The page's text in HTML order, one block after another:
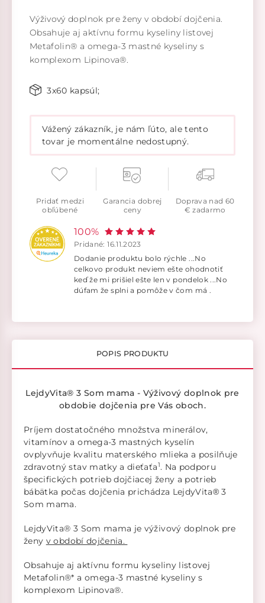
Výživový doplnok pre ženy v období dojčenia.
Obsahuje aj aktívnu formu kyseliny listovej
Metafolin® a omega-3 mastné kyseliny s
komplexom Lipinova®.
3x60 kapsúl;
Vážený zákazník, je nám ľúto, ale tento
tovar je momentálne nedostupný.
Pridať medzi
obľúbené
Garancia dobrej
ceny
Doprava nad 60
€ zadarmo
100%
Pridané: 16.11.2023
Dodanie produktu bolo rýchle ...No
celkovo produkt neviem ešte ohodnotiť
keď že mi prišiel ešte len v pondelok ...No
dúfam že splni a pomôže v čom má .
POPIS PRODUKTU
LejdyVita® 3 Som mama - Výživový doplnok pre
obdobie dojčenia pre Vás oboch.
Príjem dostatočného množstva minerálov,
vitamínov a omega-3 mastných kyselín
ovplyvňuje kvalitu materského mlieka a posilňuje
zdravotný stav matky a dieťaťa1. Na podporu
špecifických potrieb dojčiacej ženy a potrieb
bábätka počas dojčenia prichádza LejdyVita® 3
Som mama.
LejdyVita® 3 Som mama je výživový doplnok pre
ženy v období dojčenia.
Obsahuje aj aktívnu formu kyseliny listovej
Metafolin®* a omega-3 mastné kyseliny s
komplexom Lipinova®.